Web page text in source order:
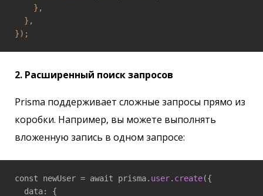
},
},
});
2. Расширенный поиск запросов
Prisma поддерживает сложные запросы прямо из
коробки. Например, вы можете выполнять
вложенную запись в одном запросе:
const newUser = await prisma. user. create({
  data: {